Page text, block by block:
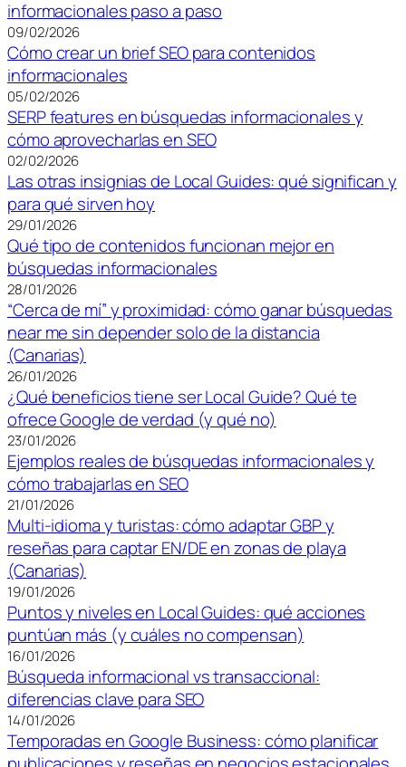
informacionales paso a paso
09/02/2026
Cómo crear un brief SEO para contenidos
informacionales
05/02/2026
SERP features en búsquedas informacionales y
cómo aprovecharlas en SEO
02/02/2026
Las otras insignias de Local Guides: qué significan y
para qué sirven hoy
29/01/2026
Qué tipo de contenidos funcionan mejor en
búsquedas informacionales
28/01/2026
“Cerca de mí” y proximidad: cómo ganar búsquedas
near me sin depender solo de la distancia
(Canarias)
26/01/2026
¿Qué beneficios tiene ser Local Guide? Qué te
ofrece Google de verdad (y qué no)
23/01/2026
Ejemplos reales de búsquedas informacionales y
cómo trabajarlas en SEO
21/01/2026
Multi-idioma y turistas: cómo adaptar GBP y
reseñas para captar EN/DE en zonas de playa
(Canarias)
19/01/2026
Puntos y niveles en Local Guides: qué acciones
puntúan más (y cuáles no compensan)
16/01/2026
Búsqueda informacional vs transaccional:
diferencias clave para SEO
14/01/2026
Temporadas en Google Business: cómo planificar